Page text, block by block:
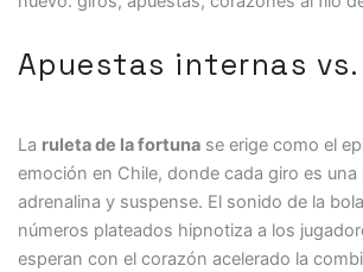
Apuestas internas
La ruleta de la fortunase erige como el
emoción en Chile, donde cada giro es una
adrenalina y suspense. El sonido de la
números plateados hipnotiza a los
esperan con el corazón acelerado la